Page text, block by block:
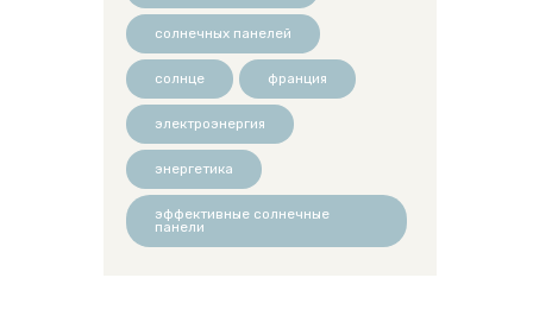
солнечных панелей
солнце франция
электроэнергия
энергетика
эффективные солнечные
панели